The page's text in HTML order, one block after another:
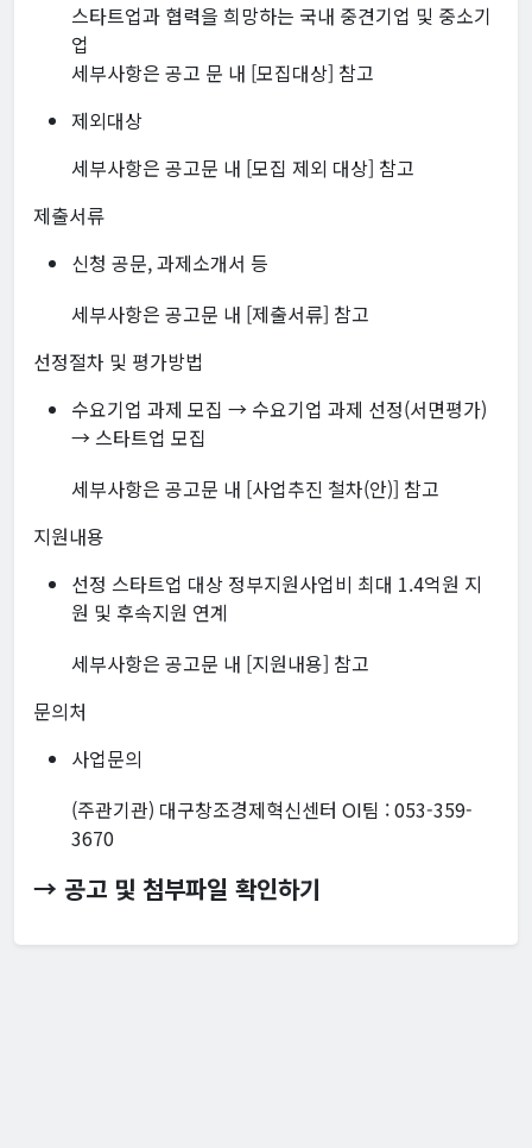
스타트업과 협력을 희망하는 국내 중견기업 및 중소기
업
세부사항은 공고 문 내 [모집대상] 참고
제외대상
세부사항은 공고문 내 [모집 제외 대상] 참고
제출서류
신청 공문, 과제소개서 등
세부사항은 공고문 내 [제출서류] 참고
선정절차 및 평가방법
수요기업 과제 모집 → 수요기업 과제 선정(서면평가)
→ 스타트업 모집
세부사항은 공고문 내 [사업추진 철차(안)] 참고
지원내용
선정 스타트업 대상 정부지원사업비 최대 1.4억원 지
원 및 후속지원 연계
세부사항은 공고문 내 [지원내용] 참고
문의처
사업문의
(주관기관) 대구창조경제혁신센터 OI팀 : 053-359-
3670
→ 공고 및 첨부파일 확인하기